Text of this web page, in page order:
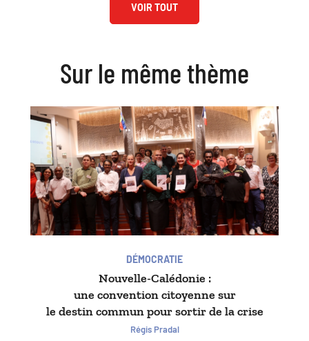
VOIR TOUT
Sur le même thème
DÉMOCRATIE
Nouvelle-Calédonie :
une convention citoyenne sur
le destin commun pour sortir de la crise
Régis Pradal